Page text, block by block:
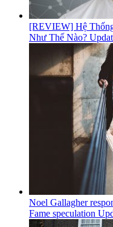
[REVIEW] Hệ
Như Thế Nào?
Noel Gallagher
Fame speculation